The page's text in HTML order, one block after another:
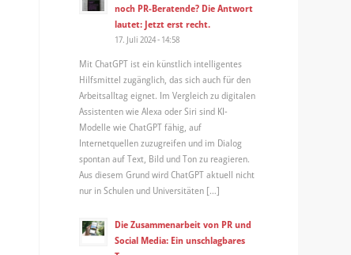
noch PR-Beratende? Die Antwort
lautet: Jetzt erst recht.
17. Juli 2024 - 14:58
Mit ChatGPT ist ein künstlich intelligentes
Hilfsmittel zugänglich, das sich auch für den
Arbeitsalltag eignet. Im Vergleich zu digitalen
Assistenten wie Alexa oder Siri sind KI-
Modelle wie ChatGPT fähig, auf
Internetquellen zuzugreifen und im Dialog
spontan auf Text, Bild und Ton zu reagieren.
Aus diesem Grund wird ChatGPT aktuell nicht
nur in Schulen und Universitäten […]
Die Zusammenarbeit von PR und
Social Media: Ein unschlagbares